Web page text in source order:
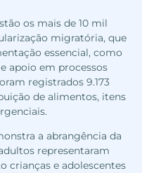
os mais de 10 mil
migratória, que
essencial, como
apoio em processos
registrados 9.173
de alimentos, itens
a abrangência da
representaram
crianças e adolescentes